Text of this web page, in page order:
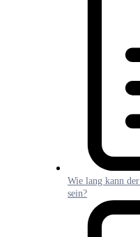
Wie lang kann
sein?